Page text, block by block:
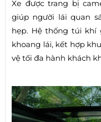
Xe được trang bị
giúp người lái quan
hẹp. Hệ thống túi
khoang lái, kết hợp
vệ tối đa hành khách